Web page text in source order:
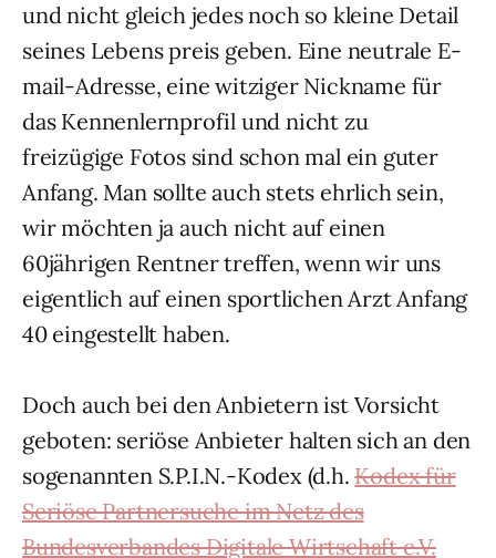
und nicht gleich jedes noch so kleine Detail
seines Lebens preis geben. Eine neutrale E-
mail-Adresse, eine witziger Nickname für
das Kennenlernprofil und nicht zu
freizügige Fotos sind schon mal ein guter
Anfang. Man sollte auch stets ehrlich sein,
wir möchten ja auch nicht auf einen
60jährigen Rentner treffen, wenn wir uns
eigentlich auf einen sportlichen Arzt Anfang
40 eingestellt haben.
Doch auch bei den Anbietern ist Vorsicht
geboten: seriöse Anbieter halten sich an den
sogenannten S.P.I.N.-Kodex (d.h.Kodex für
Seriöse Partnersuche im Netz des
Bundesverbandes Digitale Wirtschaft e.V.